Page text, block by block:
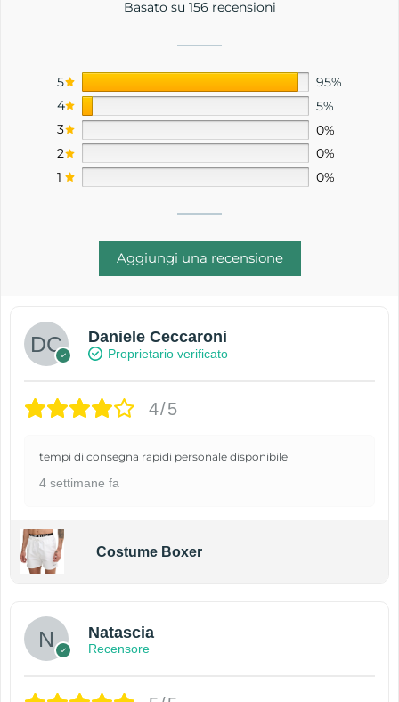
Basato su 156 recensioni
5
95%
4
5%
3
0%
2
0%
1
0%
Aggiungi una recensione
Daniele Ceccaroni
Proprietario verificato
4/5
tempi di consegna rapidi personale disponibile
4 settimane fa
Costume Boxer
Natascia
Recensore